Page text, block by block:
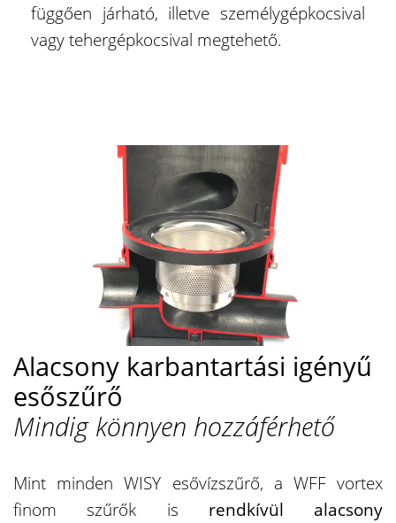
függően járható, illetve személygépkocsival
vagy tehergépkocsival megtehető.
Alacsony karbantartási igényű
esőszűrő
Mindig könnyen hozzáférhető
Mint minden WISY esővízszűrő, a WFF vortex
finom szűrők is rendkívül alacsony